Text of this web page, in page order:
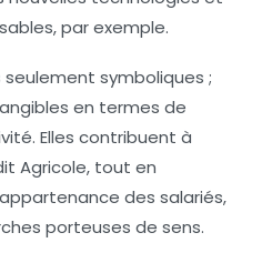
par exemple.
symboliques ;
en termes de
Elles contribuent à
Agricole, tout en
des salariés,
porteuses de sens.